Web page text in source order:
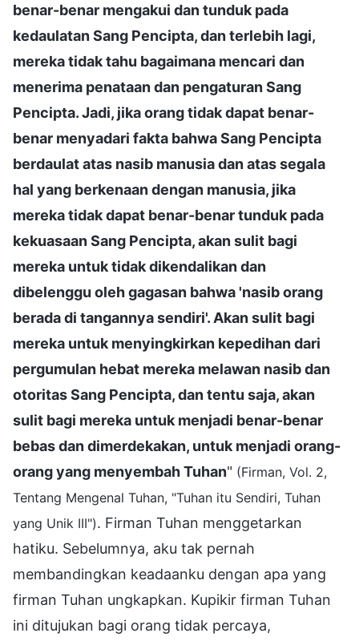
benar-benar mengakui dan tunduk pada
kedaulatan Sang Pencipta, dan terlebih lagi,
mereka tidak tahu bagaimana mencari dan
menerima penataan dan pengaturan Sang
Pencipta. Jadi, jika orang tidak dapat benar-
benar menyadari fakta bahwa Sang Pencipta
berdaulat atas nasib manusia dan atas segala
hal yang berkenaan dengan manusia, jika
mereka tidak dapat benar-benar tunduk pada
kekuasaan Sang Pencipta, akan sulit bagi
mereka untuk tidak dikendalikan dan
dibelenggu oleh gagasan bahwa 'nasib orang
berada di tangannya sendiri'. Akan sulit bagi
mereka untuk menyingkirkan kepedihan dari
pergumulan hebat mereka melawan nasib dan
otoritas Sang Pencipta, dan tentu saja, akan
sulit bagi mereka untuk menjadi benar-benar
bebas dan dimerdekakan, untuk menjadi orang-
orang yang menyembah Tuhan" (Firman, Vol. 2,
Tentang Mengenal Tuhan, "Tuhan itu Sendiri, Tuhan
yang Unik III"). Firman Tuhan menggetarkan
hatiku. Sebelumnya, aku tak pernah
membandingkan keadaanku dengan apa yang
firman Tuhan ungkapkan. Kupikir firman Tuhan
ini ditujukan bagi orang tidak percaya,